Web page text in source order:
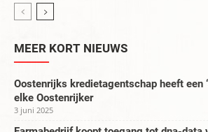
MEER KORT NIEUWS
Oostenrijks kredietagentschap heeft een
elke Oostenrijker
3 juni 2025